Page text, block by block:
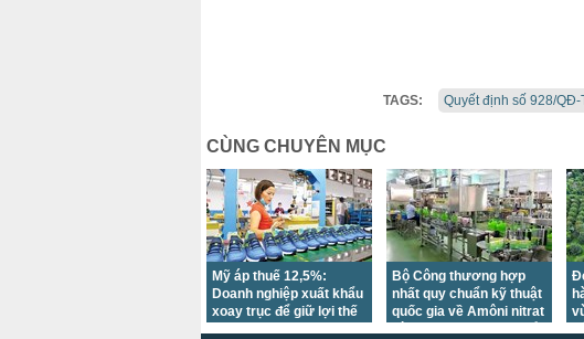
TAGS: Quyết định số 928/QĐ-
CÙNG CHUYÊN MỤC
Mỹ áp thuế 12,5%:
Doanh nghiệp xuất khẩu
xoay trục để giữ lợi thế
Bộ Công thương hợp
nhất quy chuẩn kỹ thuật
quốc gia về Amôni nitrat